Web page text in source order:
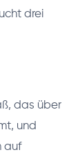
drei
das über
und
auf